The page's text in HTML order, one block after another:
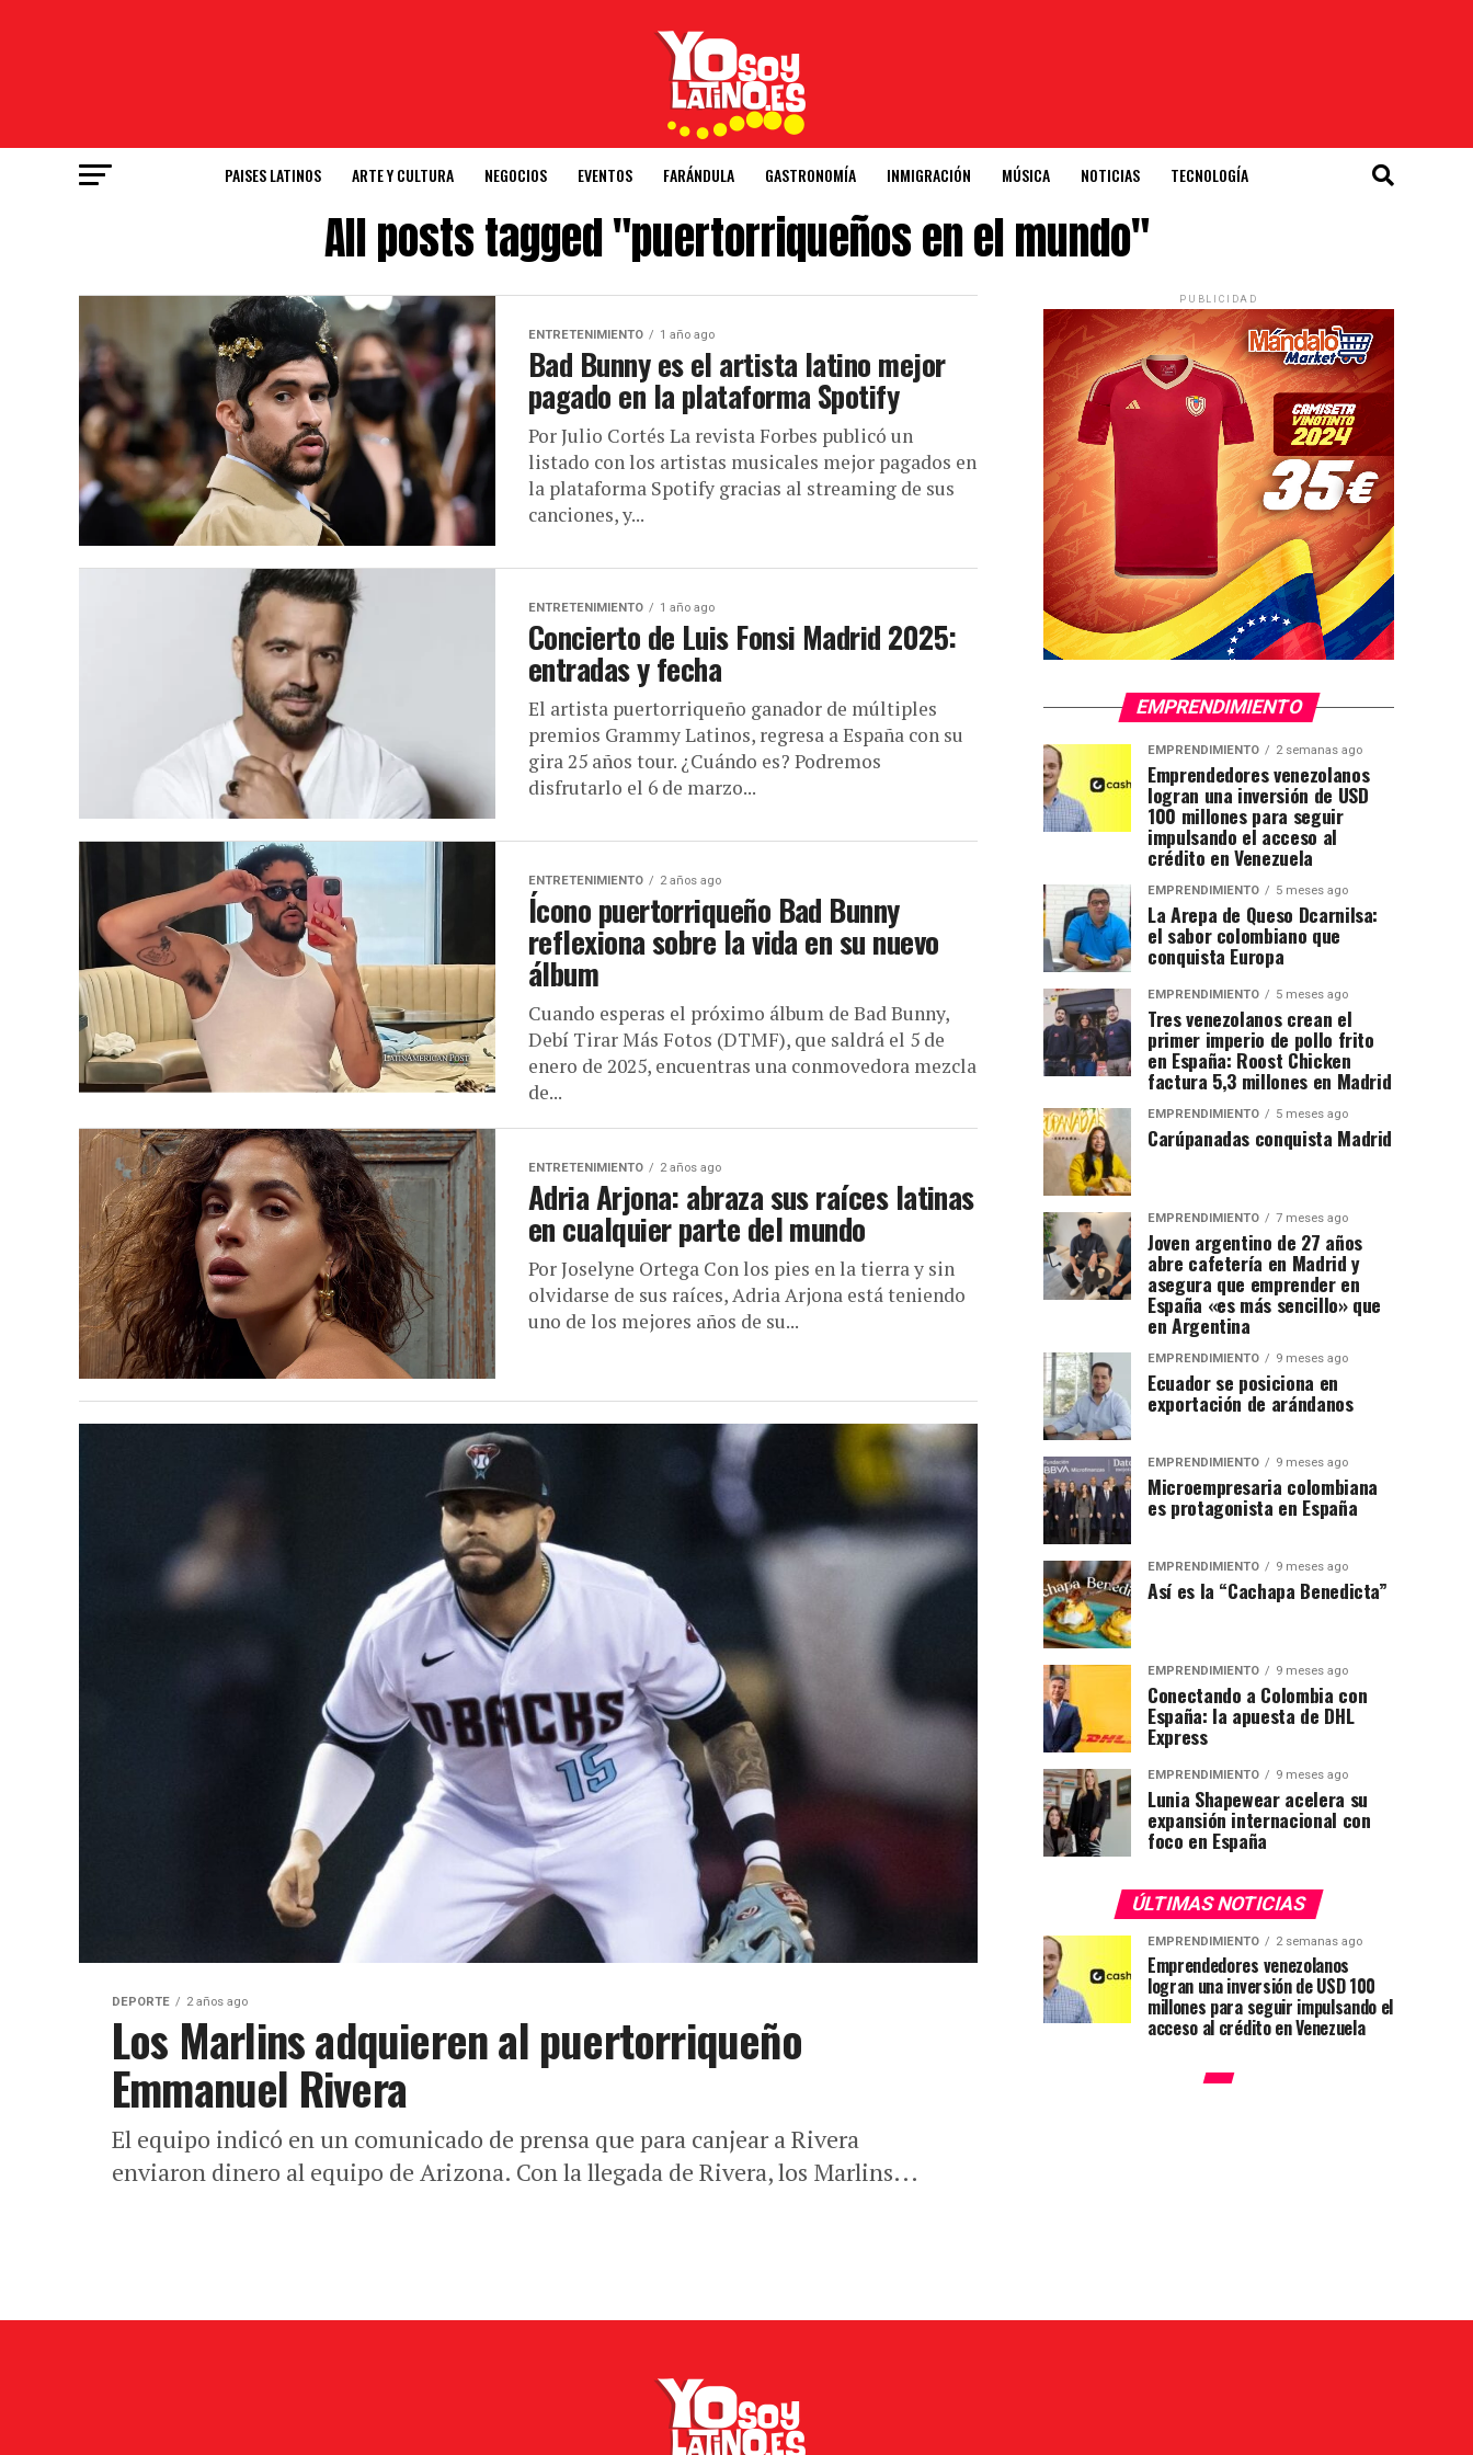
PAISES LATINOS ARTE Y CULTURA NEGOCIOS EVENTOS FARÁNDULA GASTRONOMÍA INMIGRACIÓN MÚSICA NOTICIAS TECNOLOGÍA
All posts tagged "puertorriqueños en el mundo"
ENTRETENIMIENTO 1 año ago
Bad Bunny es el artista latino mejor
pagado en la plataforma Spotify
Por Julio Cortés La revista Forbes publicó un
listado con los artistas musicales mejor pagados en
la plataforma Spotify gracias al streaming de sus
canciones, y...
ENTRETENIMIENTO 1 año ago
Concierto de Luis Fonsi Madrid 2025:
entradas y fecha
El artista puertorriqueño ganador de múltiples
premios Grammy Latinos, regresa a España con su
gira 25 años tour. ¿Cuándo es? Podremos
disfrutarlo el 6 de marzo...
ENTRETENIMIENTO 2 años ago
Ícono puertorriqueño Bad Bunny
reflexiona sobre la vida en su nuevo
álbum
Cuando esperas el próximo álbum de Bad Bunny,
Debí Tirar Más Fotos (DTMF), que saldrá el 5 de
enero de 2025, encuentras una conmovedora mezcla
de...
ENTRETENIMIENTO 2 años ago
Adria Arjona: abraza sus raíces latinas
en cualquier parte del mundo
Por Joselyne Ortega Con los pies en la tierra y sin
olvidarse de sus raíces, Adria Arjona está teniendo
uno de los mejores años de su...
DEPORTE 2 años ago
Los Marlins adquieren al puertorriqueño
Emmanuel Rivera
El equipo indicó en un comunicado de prensa que para canjear a Rivera
enviaron dinero al equipo de Arizona. Con la llegada de Rivera, los Marlins...
PUBLICIDAD
EMPRENDIMIENTO
EMPRENDIMIENTO 2 semanas ago
Emprendedores venezolanos
logran una inversión de USD
100 millones para seguir
impulsando el acceso al
crédito en Venezuela
EMPRENDIMIENTO 5 meses ago
La Arepa de Queso Dcarnilsa:
el sabor colombiano que
conquista Europa
EMPRENDIMIENTO 5 meses ago
Tres venezolanos crean el
primer imperio de pollo frito
en España: Roost Chicken
factura 5,3 millones en Madrid
EMPRENDIMIENTO 5 meses ago
Carúpanadas conquista Madrid
EMPRENDIMIENTO 7 meses ago
Joven argentino de 27 años
abre cafetería en Madrid y
asegura que emprender en
España «es más sencillo» que
en Argentina
EMPRENDIMIENTO 9 meses ago
Ecuador se posiciona en
exportación de arándanos
EMPRENDIMIENTO 9 meses ago
Microempresaria colombiana
es protagonista en España
EMPRENDIMIENTO 9 meses ago
Así es la “Cachapa Benedicta”
EMPRENDIMIENTO 9 meses ago
Conectando a Colombia con
España: la apuesta de DHL
Express
EMPRENDIMIENTO 9 meses ago
Lunia Shapewear acelera su
expansión internacional con
foco en España
ÚLTIMAS NOTICIAS
EMPRENDIMIENTO 2 semanas ago
Emprendedores venezolanos
logran una inversión de USD 100
millones para seguir impulsando el
acceso al crédito en Venezuela